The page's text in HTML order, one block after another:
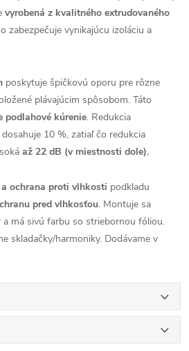
vyrobená z kvalitného extrudovaného
zabezpečuje vynikajúcu izoláciu a
poskytuje špičkovú oporu pre rôzne
plávajúcim spôsobom. Táto
podlahové kúrenie. Redukcia
10 %, zatiaľ čo redukcia
až 22 dB (v miestnosti dole).
ochrana proti vlhkosti podkladu
pred vlhkosťou. Montuje sa
má sivú farbu so striebornou fóliou.
skladačky/harmoniky. Dodávame v